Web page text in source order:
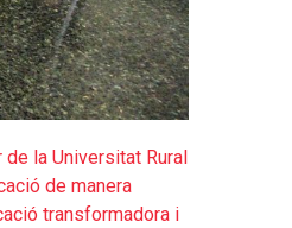
la Universitat Rural
de manera
transformadora i